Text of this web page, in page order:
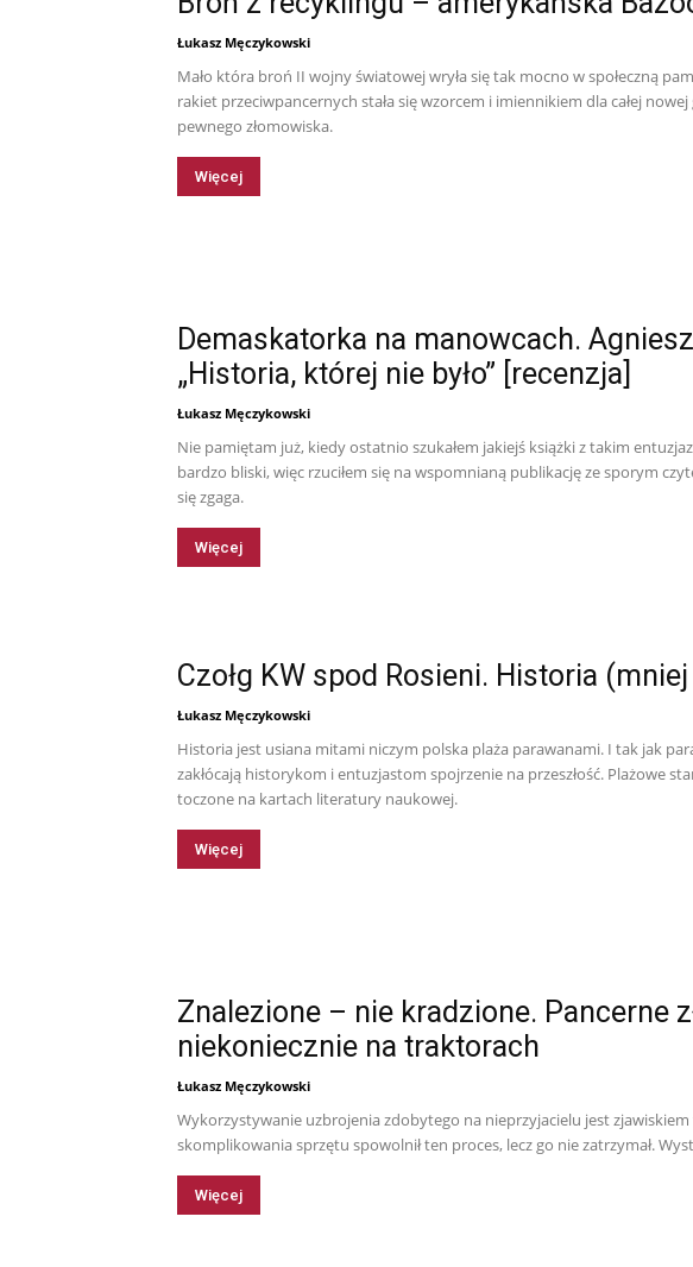
Łukasz Męczykowski
Mało która broń II wojny światowej wryła się tak mocno w społeczną
rakiet przeciwpancernych stała się wzorcem i imiennikiem dla całej
pewnego złomowiska.
Więcej
Demaskatorka na manowcach.
„Historia, której nie było” [recenzja]
Łukasz Męczykowski
Nie pamiętam już, kiedy ostatnio szukałem jakiejś książki z takim
bardzo bliski, więc rzuciłem się na wspomnianą publikację ze sporym
się zgaga.
Więcej
Czołg KW spod Rosieni. Historia
Łukasz Męczykowski
Historia jest usiana mitami niczym polska plaża parawanami. I tak jak
zakłócają historykom i entuzjastom spojrzenie na przeszłość. Plażowe
toczone na kartach literatury naukowej.
Więcej
Znalezione – nie kradzione. Pancerne
niekoniecznie na traktorach
Łukasz Męczykowski
Wykorzystywanie uzbrojenia zdobytego na nieprzyjacielu jest
skomplikowania sprzętu spowolnił ten proces, lecz go nie zatrzymał.
Więcej